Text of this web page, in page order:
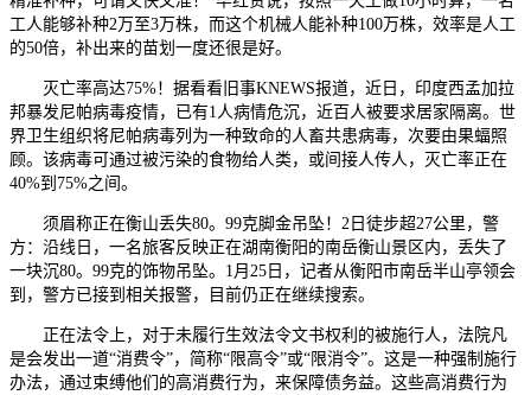
工人能够补种2万至3万株，而这个机械人能补种100万株，效率是人工
的50倍，补出来的苗划一度还很是好。
灭亡率高达75%！据看看旧事KNEWS报道，近日，印度西孟加拉
邦暴发尼帕病毒疫情，已有1人病情危沉，近百人被要求居家隔离。世
界卫生组织将尼帕病毒列为一种致命的人畜共患病毒，次要由果蝠照
顾。该病毒可通过被污染的食物给人类，或间接人传人，灭亡率正在
40%到75%之间。
须眉称正在衡山丢失80。99克脚金吊坠！2日徒步超27公里，警
方：沿线日，一名旅客反映正在湖南衡阳的南岳衡山景区内，丢失了
一块沉80。99克的饰物吊坠。1月25日，记者从衡阳市南岳半山亭领会
到，警方已接到相关报警，目前仍正在继续搜索。
正在法令上，对于未履行生效法令文书权利的被施行人，法院凡
是会发出一道“消费令”，简称“限高令”或“限消令”。这是一种强制施行
办法，通过束缚他们的高消费行为，来保障债务益。这些高消费行为